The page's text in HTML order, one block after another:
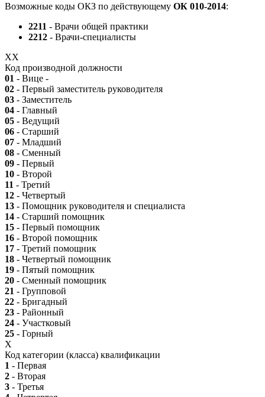
Возможные коды ОКЗ по действующему ОК 010-2014:
2211 - Врачи общей практики
2212 - Врачи-специалисты
XX
Код производной должности
01 - Вице -
02 - Первый заместитель руководителя
03 - Заместитель
04 - Главный
05 - Ведущий
06 - Старший
07 - Младший
08 - Сменный
09 - Первый
10 - Второй
11 - Третий
12 - Четвертый
13 - Помощник руководителя и специалиста
14 - Старший помощник
15 - Первый помощник
16 - Второй помощник
17 - Третий помощник
18 - Четвертый помощник
19 - Пятый помощник
20 - Сменный помощник
21 - Групповой
22 - Бригадный
23 - Районный
24 - Участковый
25 - Горный
X
Код категории (класса) квалификации
1 - Первая
2 - Вторая
3 - Третья